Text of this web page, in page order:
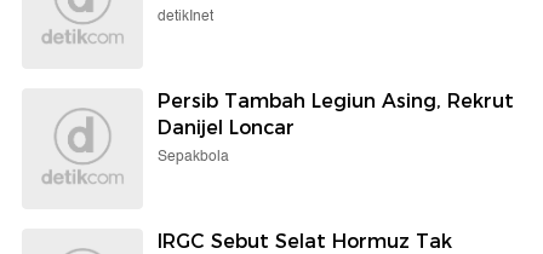
detikInet
Persib Tambah Legiun Asing, Rekrut
Danijel Loncar
Sepakbola
IRGC Sebut Selat Hormuz Tak